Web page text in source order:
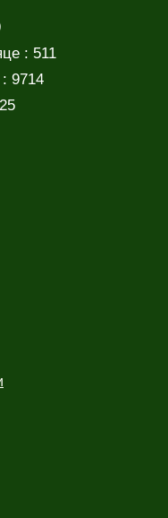
: 511
9714